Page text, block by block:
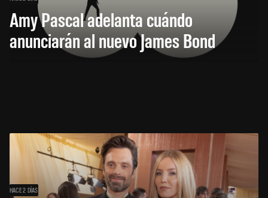
Amy Pascal adelanta cuándo
anunciarán al nuevo James Bond
HACE 2 DÍAS